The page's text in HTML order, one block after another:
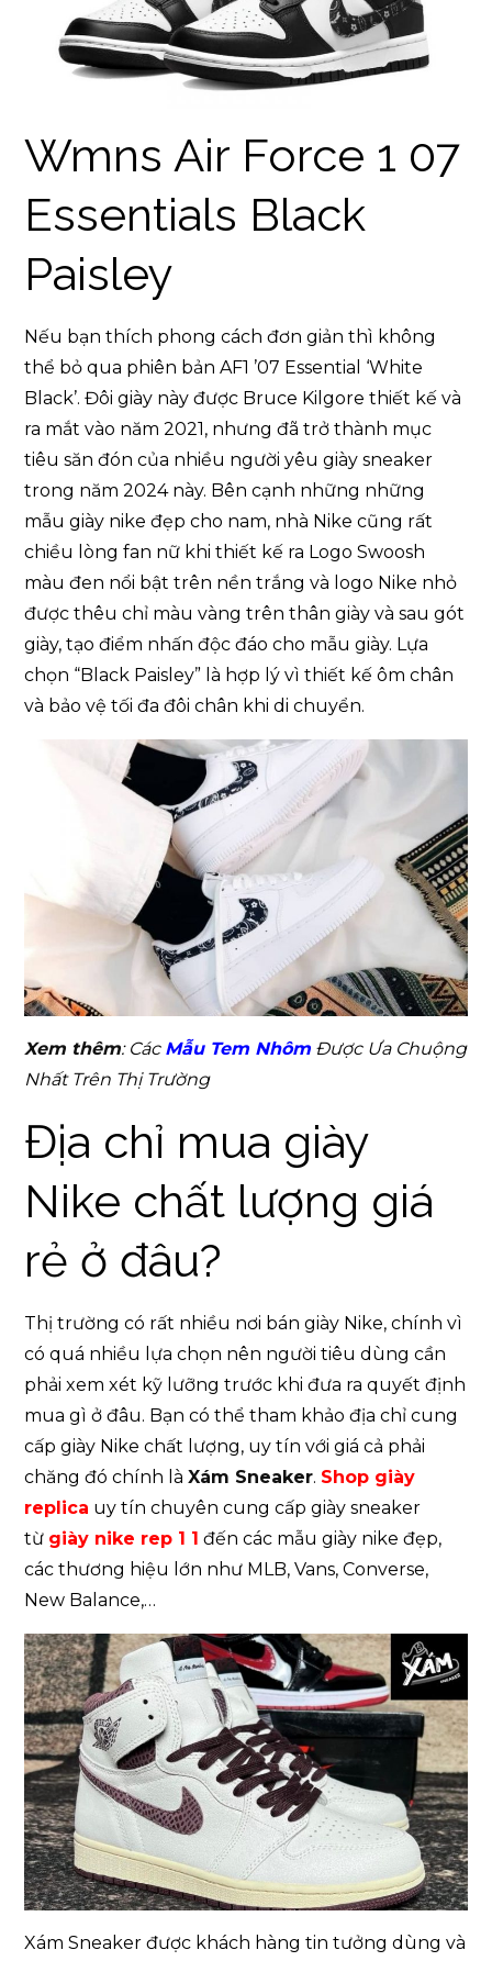
Wmns Air Force 1 07
Essentials Black
Paisley
Nếu bạn thích phong cách đơn giản thì không
thể bỏ qua phiên bản AF1 ’07 Essential ‘White
Black’. Đôi giày này được Bruce Kilgore thiết kế và
ra mắt vào năm 2021, nhưng đã trở thành mục
tiêu săn đón của nhiều người yêu giày sneaker
trong năm 2024 này. Bên cạnh những những
mẫu giày nike đẹp cho nam, nhà Nike cũng rất
chiều lòng fan nữ khi thiết kế ra Logo Swoosh
màu đen nổi bật trên nền trắng và logo Nike nhỏ
được thêu chỉ màu vàng trên thân giày và sau gót
giày, tạo điểm nhấn độc đáo cho mẫu giày. Lựa
chọn “Black Paisley” là hợp lý vì thiết kế ôm chân
và bảo vệ tối đa đôi chân khi di chuyển.
Xem thêm: Các Mẫu Tem Nhôm Được Ưa Chuộng
Nhất Trên Thị Trường
Địa chỉ mua giày
Nike chất lượng giá
rẻ ở đâu?
Thị trường có rất nhiều nơi bán giày Nike, chính vì
có quá nhiều lựa chọn nên người tiêu dùng cần
phải xem xét kỹ lưỡng trước khi đưa ra quyết định
mua gì ở đâu. Bạn có thể tham khảo địa chỉ cung
cấp giày Nike chất lượng, uy tín với giá cả phải
chăng đó chính làXám Sneaker. Shop giày
replica uy tín chuyên cung cấp giày sneaker
từ giày nike rep 1 1 đến các mẫu giày nike đẹp,
các thương hiệu lớn như MLB, Vans, Converse,
New Balance,…
Xám Sneaker được khách hàng tin tưởng dùng và